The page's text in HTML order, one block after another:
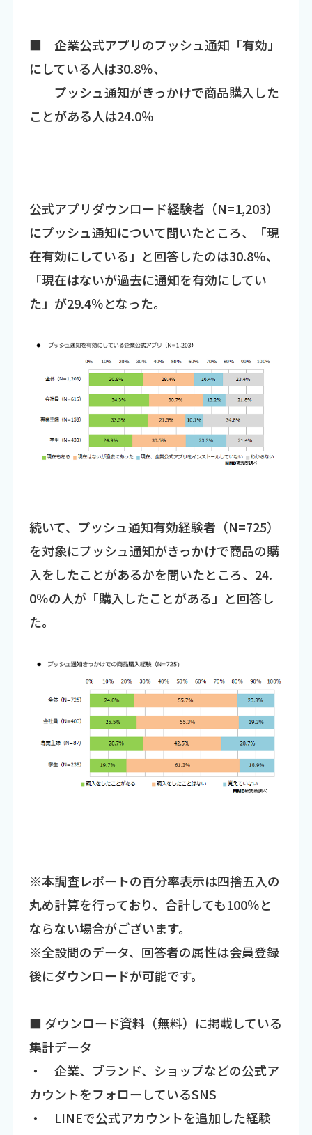
■ 企業公式アプリのプッシュ通知「有効」
にしている人は30.8％、
プッシュ通知がきっかけで商品購入した
ことがある人は24.0％
公式アプリダウンロード経験者（N=1,203）
にプッシュ通知について聞いたところ、「現
在有効にしている」と回答したのは30.8％、
「現在はないが過去に通知を有効にしてい
た」が29.4％となった。
続いて、プッシュ通知有効経験者（N=725）
を対象にプッシュ通知がきっかけで商品の購
入をしたことがあるかを聞いたところ、24.
0％の人が「購入したことがある」と回答し
た。
※本調査レポートの百分率表示は四捨五入の
丸め計算を行っており、合計しても100％と
ならない場合がございます。
※全設問のデータ、回答者の属性は会員登録
後にダウンロードが可能です。
■ ダウンロード資料（無料）に掲載している
集計データ
・ 企業、ブランド、ショップなどの公式ア
カウントをフォローしているSNS
・ LINEで公式アカウントを追加した経験